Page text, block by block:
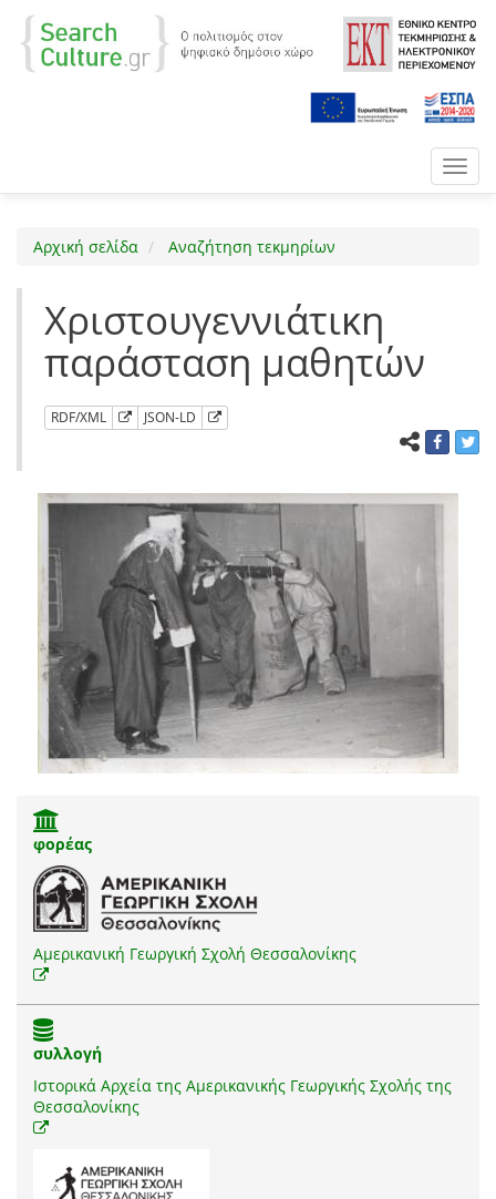
Αρχική σελίδα Αναζήτηση τεκμηρίων
Χριστουγεννιάτικη
παράσταση μαθητών
RDF/XML JSON-LD
φορέας
Αμερικανική Γεωργική Σχολή Θεσσαλονίκης
συλλογή
Ιστορικά Αρχεία της Αμερικανικής Γεωργικής Σχολής της
Θεσσαλονίκης